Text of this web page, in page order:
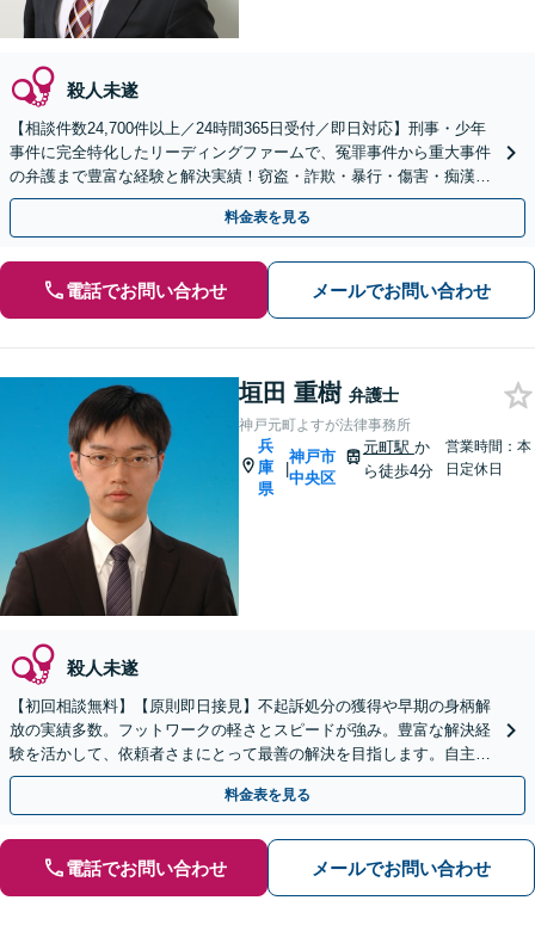
殺人未遂
【相談件数24,700件以上／24時間365日受付／即日対応】刑事・少年
事件に完全特化したリーディングファームで、冤罪事件から重大事件
の弁護まで豊富な経験と解決実績！窃盗・詐欺・暴行・傷害・痴漢・
盗撮・薬物犯罪など幅広い分野に対応可能です！
料金表を見る
電話でお問い合わせ メールでお問い合わせ
垣田 重樹 弁護士
神戸元町よすが法律事務所
兵
庫
県
|
神戸市
中央区
元町駅 か
ら徒歩4分
営業時間：本
日定休日
殺人未遂
【初回相談無料】【原則即日接見】不起訴処分の獲得や早期の身柄解
放の実績多数。フットワークの軽さとスピードが強み。豊富な解決経
験を活かして、依頼者さまにとって最善の解決を目指します。自主同
行サポートにも対応【元町駅4分】【夜間・休日相談可】
料金表を見る
電話でお問い合わせ メールでお問い合わせ